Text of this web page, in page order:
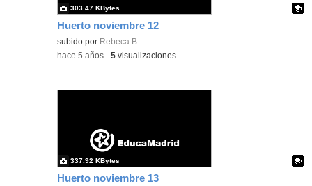
Huerto noviembre 12
Contenido educativo.
subido por Rebeca B.
303.47 KBytes
-hace 5 años -5 visualizaciones
Huerto noviembre 13
337.92 KBytes